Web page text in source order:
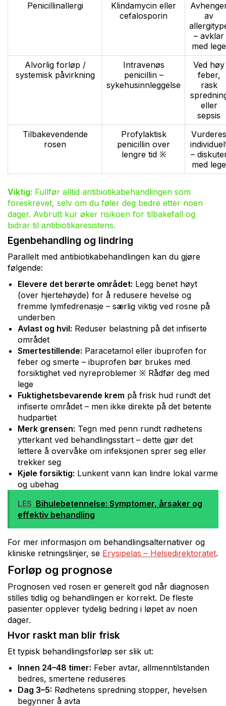
Penicillinallergi
Klindamycin eller
cefalosporin
av
– avklar
med lege
Alvorlig forløp /
systemisk påvirkning
Intravenøs
penicillin –
sykehusinnleggelse
Ved høy
feber,
rask
eller
sepsis
Tilbakevendende
rosen
Profylaktisk
penicillin over
lengre tid ※
Vurderes
–
med lege
Viktig: Fullfør alltid antibiotikabehandlingen som
foreskrevet, selv om du føler deg bedre etter noen
dager. Avbrutt kur øker risikoen for tilbakefall og
bidrar til antibiotikaresistens.
Egenbehandling og lindring
Parallelt med antibiotikabehandlingen kan du gjøre
følgende:
Elevere det berørte området: Legg benet høyt
(over hjertehøyde) for å redusere hevelse og
fremme lymfedrenasje – særlig viktig ved rosne på
underben
Avlast og hvil: Reduser belastning på det infiserte
området
Smertestillende: Paracetamol eller ibuprofen for
feber og smerte – ibuprofen bør brukes med
forsiktighet ved nyreproblemer ※ Rådfør deg med
lege
Fuktighetsbevarende krem på frisk hud rundt det
infiserte området – men ikke direkte på det betente
hudpartiet
Merk grensen: Tegn med penn rundt rødhetens
ytterkant ved behandlingsstart – dette gjør det
lettere å overvåke om infeksjonen sprer seg eller
trekker seg
Kjøle forsiktig: Lunkent vann kan lindre lokal varme
og ubehag
LES Bihulebetennelse: Symptomer, årsaker og
effektiv behandling
For mer informasjon om behandlingsalternativer og
kliniske retningslinjer, se Erysipelas – Helsedirektoratet.
Forløp og prognose
Prognosen ved rosen er generelt god når diagnosen
stilles tidlig og behandlingen er korrekt. De fleste
pasienter opplever tydelig bedring i løpet av noen
dager.
Hvor raskt man blir frisk
Et typisk behandlingsforløp ser slik ut:
Innen 24–48 timer: Feber avtar, allmenntilstanden
bedres, smertene reduseres
Dag 3–5: Rødhetens spredning stopper, hevelsen
begynner å avta